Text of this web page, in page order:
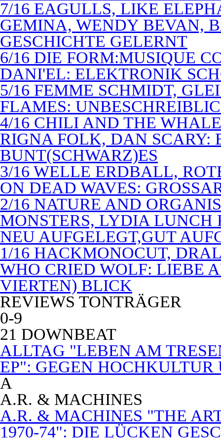
7/16 EAGULLS, LIKE
GEMINA, WENDY BEVAN,
GESCHICHTE GELERNT
6/16 DIE FORM:MUSIQUE
DANI'EL: ELEKTRONIK
5/16 FEMME SCHMIDT,
FLAMES:
4/16 CHILI AND THE
RIGNA FOLK, DAN SCARY:
BUNT(SCHWARZ)ES
3/16 WELLE ERDBALL,
ON DEAD WAVES:
2/16 NATURE AND
MONSTERS, LYDIA LUNCH
NEU AUFGELEGT,GUT
1/16 HACKMONOCUT,
WHO CRIED WOLF: LIEBE
VIERTEN) BLICK
REVIEWS TONTRÄGER
0-9
21 DOWNBEAT
ALLTAG "LEBEN AM
EP": GEGEN
A
A.R. & MACHINES
A.R. & MACHINES "THE
1970-74": DIE LÜCKEN